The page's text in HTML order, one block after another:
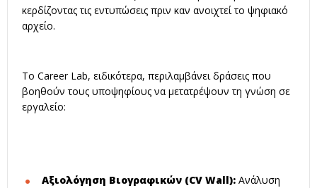
κερδίζοντας τις εντυπώσεις πριν καν ανοιχτεί το ψηφιακό
αρχείο.
Το Career Lab, ειδικότερα, περιλαμβάνει δράσεις που
βοηθούν τους υποψηφίους να μετατρέψουν τη γνώση σε
εργαλείο:
Αξιολόγηση Βιογραφικών (CV Wall): Ανάλυση